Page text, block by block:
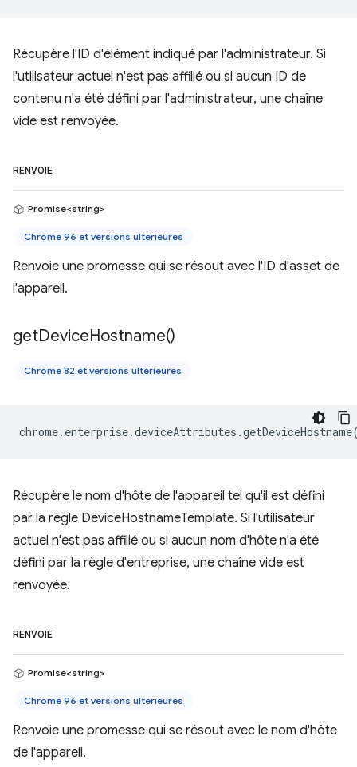
Récupère l'ID d'élément indiqué par l'administrateur. Si
l'utilisateur actuel n'est pas affilié ou si aucun ID de
contenu n'a été défini par l'administrateur, une chaîne
vide est renvoyée.
RENVOIE
Promise<string>
Chrome 96 et versions ultérieures
Renvoie une promesse qui se résout avec l'ID d'asset de
l'appareil.
getDeviceHostname()
Chrome 82 et versions ultérieures
chrome. enterprise.deviceAttributes .getDeviceHostname
Récupère le nom d'hôte de l'appareil tel qu'il est défini
par la règle DeviceHostnameTemplate. Si l'utilisateur
actuel n'est pas affilié ou si aucun nom d'hôte n'a été
défini par la règle d'entreprise, une chaîne vide est
renvoyée.
RENVOIE
Promise<string>
Chrome 96 et versions ultérieures
Renvoie une promesse qui se résout avec le nom d'hôte
de l'appareil.